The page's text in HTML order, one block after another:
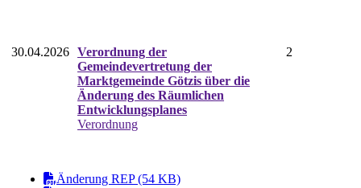
30.04.2026 Verordnung der
Gemeindevertretung der
Marktgemeinde Götzis über die
Änderung des Räumlichen
Entwicklungsplanes
Verordnung
2
Änderung REP (54 KB)